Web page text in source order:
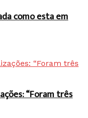
como esta em
“Foram três